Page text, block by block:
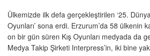
Ülkemizde ilk defa gerçekleştirilen ‘25.
Oyunları’ sona erdi. Erzurum’da 58 ülkenin
on bir gün süren Kış Oyunları medyada da
Medya Takip Şirketi Interpress’in, iki bine